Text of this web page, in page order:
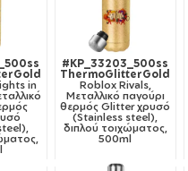
in
#KP_33203_500ss
ThermoGlitterGold
Roblox Rivals,
Μεταλλικό παγούρι
θερμός Glitter χρυσό
(Stainless steel),
διπλού τοιχώματος,
500ml